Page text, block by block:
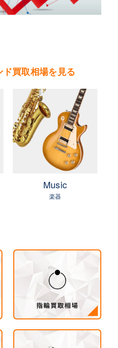
城市・高萩市・常陸太田
陸大宮市）
・行方市・鹿嶋市・石
・かすみがうら市・土
・美浦町・稲敷市・牛久
利根町・河内町・つくば
買取相場を見る
Music
楽器